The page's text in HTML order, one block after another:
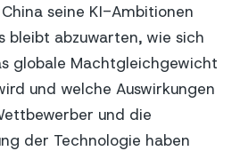
seine KI-Ambitionen
bleibt abzuwarten, wie sich
globale Machtgleichgewicht
und welche Auswirkungen
und die
der Technologie haben